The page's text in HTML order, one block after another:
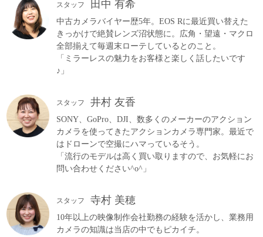
スタッフ 田中 有希
中古カメラバイヤー歴5年。EOS Rに最近買い替えた
きっかけで絶賛レンズ沼状態に。広角・望遠・マクロ
全部揃えて毎週末ローテしているとのこと。
「ミラーレスの魅力をお客様と楽しく話したいです
♪」
スタッフ 井村 友香
SONY、GoPro、DJI、数多くのメーカーのアクション
カメラを使ってきたアクションカメラ専門家。最近で
はドローンで空撮にハマっているそう。
「流行のモデルは高く買い取りますので、お気軽にお
問い合わせください^o^」
スタッフ 寺村 美穂
10年以上の映像制作会社勤務の経験を活かし、業務用
カメラの知識は当店の中でもピカイチ。